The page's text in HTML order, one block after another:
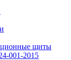
щиты
001-2015